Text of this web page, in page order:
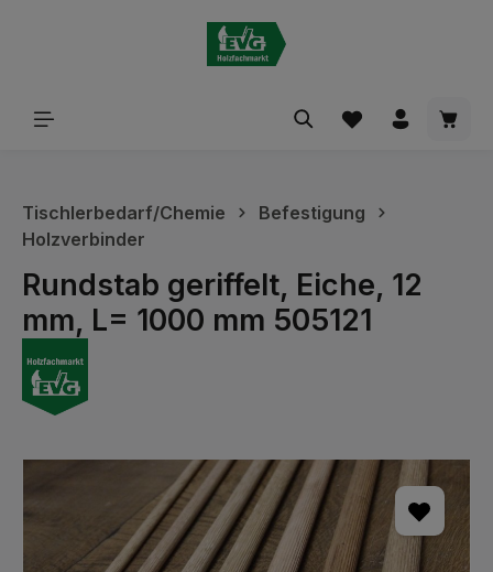
Tischlerbedarf/Chemie
Befestigung
Holzverbinder
Rundstab geriffelt, Eiche, 12
mm, L= 1000 mm 505121
Bildergalerie überspringen